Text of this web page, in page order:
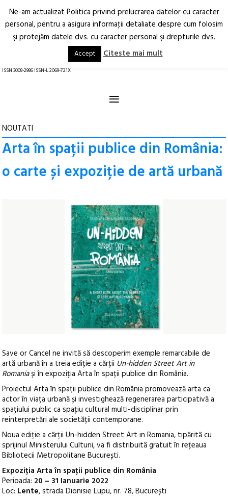
Arhitectură.
Oraș.
RO EN
ISSN 3008-2986 ISSN-L 2069-721X
≡
NOUTATI
Arta în spații publice din România:
o carte și expoziție de artă urbană
Save or Cancel ne invită să descoperim exemple remarcabile de
artă urbană în a treia ediție a cărții Un-hidden Street Art in
Romaniași în expoziția Arta în spații publice din România.
Proiectul Arta în spații publice din România promovează arta ca
actor în viața urbană și investighează regenerarea participativă a
spațiului public ca spațiu cultural multi-disciplinar prin
reinterpretări ale societății contemporane.
Noua ediție a cărții Un-hidden Street Art in Romania, tipărită cu
sprijinul Ministerului Culturii, va fi distribuită gratuit în rețeaua
Bibliotecii Metropolitane București.
Expoziția Arta în spații publice din România
Perioada: 20 – 31 Ianuarie 2022
Loc: Lente, strada Dionisie Lupu, nr. 78, București
Ne-am actualizat Politica privind prelucrarea datelor cu caracter
personal, pentru a asigura informaţii detaliate despre cum folosim
şi protejăm datele dvs. cu caracter personal şi drepturile dvs.
Accept Citeste mai mult